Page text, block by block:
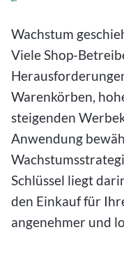
Wachstum
Viele Shop-
Warenkörben,
steigenden
Anwendung
Schlüssel liegt
den Einkauf für
angenehmer und